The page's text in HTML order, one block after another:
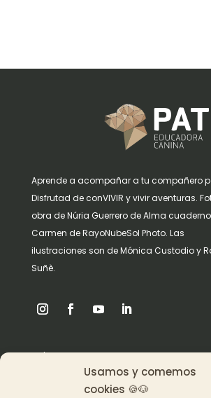
Usamos y comemos
cookies 🍪🐶
Aprende a acompañar a tu compañero
Disfrutad de conVIVIR y vivir aventuras.
obra de Núria Guerrero de Alma
Carmen de RayoNubeSol Photo. Las
ilustraciones son de Mónica Custodio y
Suñè.
Origen
Pat en los medios